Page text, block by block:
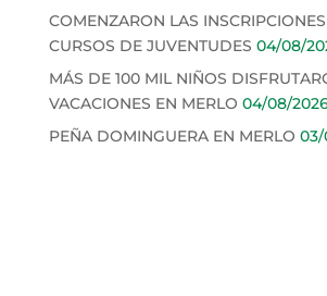
COMENZARON LAS
CURSOS DE JUVENTUDES 04/08/
MÁS DE 100 MIL NIÑOS
VACACIONES EN MERLO 04/08/
PEÑA DOMINGUERA EN MERLO